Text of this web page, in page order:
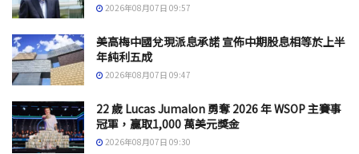
2026年08月07日 09:57
美高梅中國兌現派息承諾 宣佈中期股息相等於上半
年純利五成
2026年08月07日 09:47
22 歲 Lucas Jumalon 勇奪 2026 年 WSOP 主賽事
冠軍，贏取1,000 萬美元獎金
2026年08月07日 09:30